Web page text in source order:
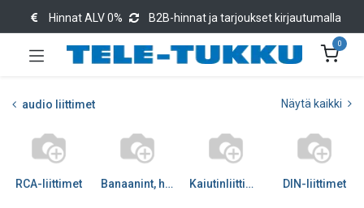
Hinnat ALV 0% B2B-hinnat ja tarjoukset kirjautumalla
0
audio liittimet Näytä kaikki
RCA-liittimet Banaanint, hauenleuat Kaiutinliittimet DIN-liittimet